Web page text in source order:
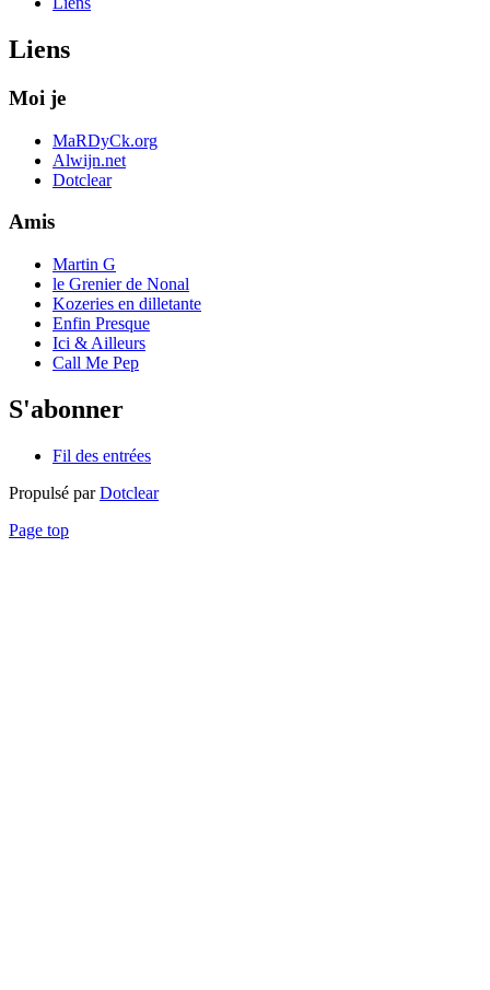
Liens
Moi je
MaRDyCk.org
Alwijn.net
Dotclear
Amis
Martin G
le Grenier de Nonal
Kozeries en dilletante
Enfin Presque
Ici & Ailleurs
Call Me Pep
S'abonner
Fil des entrées
Propulsé parDotclear
Page top